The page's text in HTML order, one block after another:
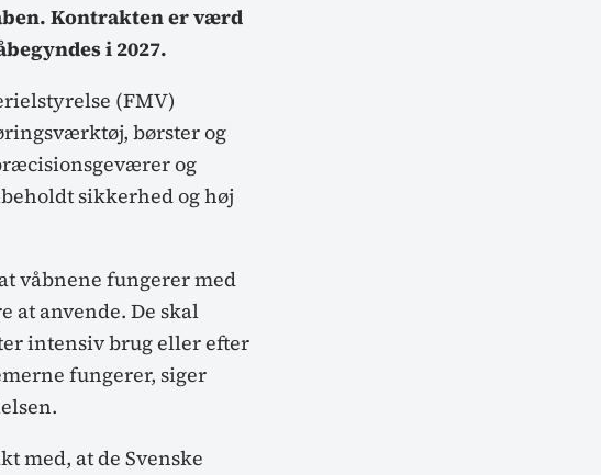
Kontrakten er værd
i 2027.
(FMV)
børster og
og
sikkerhed og høj
våbnene fungerer med
at anvende. De skal
intensiv brug eller efter
fungerer, siger
med, at de Svenske